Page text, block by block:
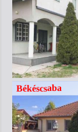
Békéscsaba